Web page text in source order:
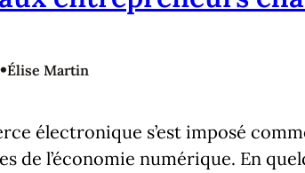
•Élise Martin
électronique s’est imposé
de l’économie numérique. En